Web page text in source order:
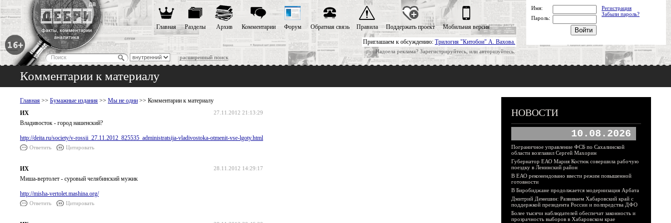
Приглашаем к обсуждению: Трилогия "Китобои" А. Вахова.
Надоела реклама? Зарегистрируйтесь, или авторизуйтесь.
расширенный поиск
Главная Разделы Архив Комментарии Форум Обратная связь Правила Поддержать проект Мобильная версия
Имя:
Регистрация
Забыли пароль?
Пароль:
Комментарии к материалу
Главная >> Бумажные издания >> Мы не одни >> Комментарии к материалу
27.11.2012 21:13:29
ИХ
Владивосток - город нашенский?
http://deita.ru/society/v-rossii_27.11.2012_825535_administratsija-vladivostoka-otmenit-vse-lgoty.html
Ответить Цитировать
28.11.2012 14:29:17
ИХ
Миша-вертолет - суровый челябинский мужик
http://misha-vertolet.mashina.org/
Ответить Цитировать
НОВОСТИ
10.08.2026
Пограничное управление ФСБ по Сахалинской
области возглавил Сергей Махорин
Губернатор ЕАО Мария Костюк совершила рабочую
поездку в Ленинский район
В ЕАО рекомендовано ввести режим повышенной
готовности
В Биробиджане продолжается модернизация Арбата
Дмитрий Демешин: Развиваем Хабаровский край с
поддержкой президента России и полпредства ДФО
Более тысячи наблюдателей обеспечат законность и
прозрачность выборов в Хабаровском крае